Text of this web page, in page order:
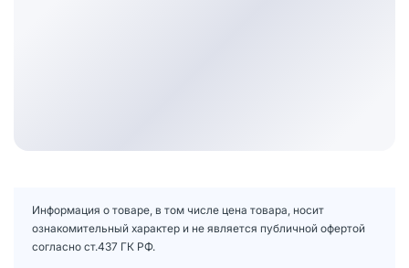
Информация о товаре, в том числе цена товара, носит
ознакомительный характер и не является публичной офертой
согласно ст.437 ГК РФ.